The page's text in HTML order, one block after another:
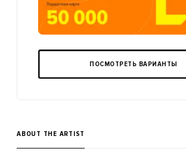
ПОСМОТРЕТЬ ВАРИАНТЫ
ABOUT THE ARTIST